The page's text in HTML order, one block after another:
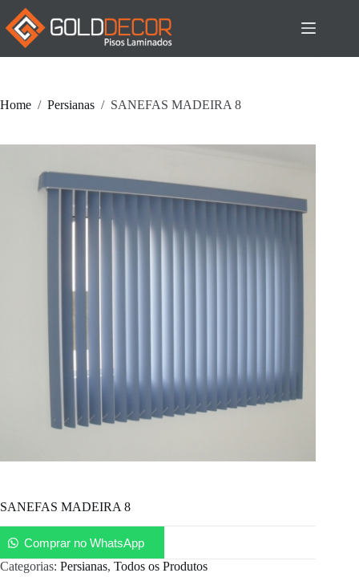
Pular
para
conteúdo
Home / Persianas / SANEFAS MADEIRA 8
SANEFAS MADEIRA 8
Comprar no WhatsApp
Categorias: Persianas, Todos os Produtos